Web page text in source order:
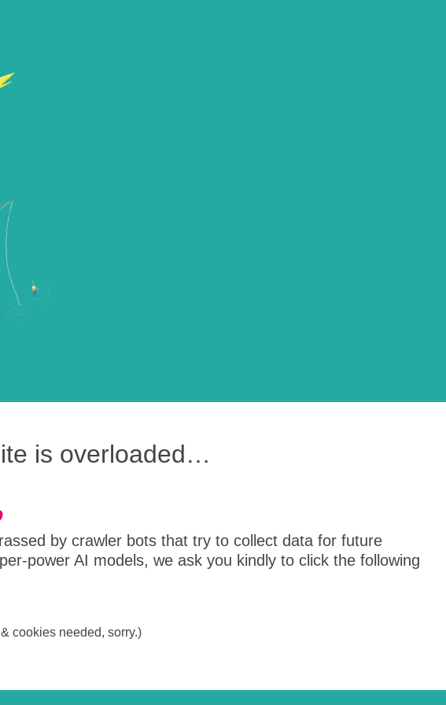
is overloaded…
by crawler bots that try to collect data for future
power AI models, we ask you kindly to click the following
cookies needed, sorry.)